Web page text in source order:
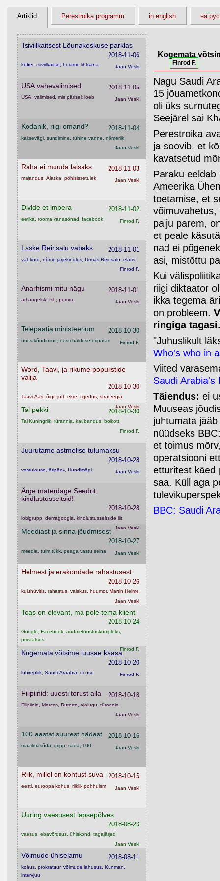
Artiklid Perestroika programm in english на
2018-11-07
huumor, jälgimisühiskond, mood, juggalo Finrod F
Tsiviilkaitsest Lõunakeskuse parklas
2018-11-06
küber, tsiviilkaitse, hoiame lihtsana Jaan Veski
USA vahevalimised 2018-11-05
USA, valimised, mis päriselt loeb Jaan Veski
Kodanik, riigi omand? 2018-11-04
kaitsevägi, sundimine, tühine vanne, nõmeriik
Jaan Veski
Raha ei muuda laisaks 2018-11-03
majandus, Alaska, põhisissetulek Jaan Veski
Divide et impera 2018-11-02
eetika, rooma vanasõnad, facebook Finrod F.
Laske Reinsalu vabaks 2018-11-01
vali kord, nõme järjekindlus, Urmas Reinsalu, elatis
Finrod F.
Anarhismi mitu nägu 2018-11-01
arhangelsk, fsb, pomm Jaan Veski
Telepaatia ministeerium 2018-10-30
unes kõndimine, eesti halduse eripärad Finrod F.
Word, Taavi, ja rikume populistide
valija
2018-10-30
Taavi Aas, õige jutt, ekre, tigedus, strateegia
Jaan Veski
Tai pekki 2018-10-30
Tai Kuningriik, türannia, kaubandus, boikott
Finrod F.
Juurutame astmelise tulumaksu
2018-10-28
vastulause, äripäev, Hundimägi Jaan Veski
Ärge materdage Seedrit,
kindlustusseltsid!
2018-10-28
lobigrupp, demagoogia, kindlustusseltside liit
Jaan Veski
Meediast ja sinna jõudmisest
2018-10-27
meedia, tuim tükk, peaga vastu seina Jaan Veski
Helmest ja erakondade rahastusest
2018-10-26
kuluhüvitis, rahastus, valskus, huumor, Martin Helme
Jaan Veski
Toas on elevant, ma pole tema klient
2018-10-24
Google, Facebook, andmetööstuskompleks,
privaatsus
Finrod F.
Kogemata võtsime luusae kaasa
2018-10-20
lühirepliik, Saudi-Araabia, ei usu Finrod F.
Filipiinid: uuesti torust alla 2018-10-18
Filipiinid, Marcos, Duterte, ajalugu, türannia
Jaan Veski
100 aastat suurest hädast 2018-10-16
maailmasõda, gripp, sada, 100 Jaan Veski
Riik, millel on kohtust suva 2018-10-15
eesti, euroopa kohus, riiklik pohhuism Jaan Veski
Uuring vaesusest lapsepõlves
2018-08-23
vaesus, ebavõrdsus, ühiskond, tagajärjed
Jaan Veski
Võimude ühiselamu 2018-08-11
kohus, prokratuur, võimude lahusus, Kunman,
intervjuu
Kogemata
Finrod F.
Nagu Saudi
15
oli üks
Seejärel sai
Perestroika
ja soovib, et
kavatsetud
Paraku eeldab
Ameerika
toetamise, et
palju parem,
et peale
nad ei
asi, mistõttu
Kui
riigi diktaator
ikka tegema
on probleem.
ringiga tagasi.
"Juhuslikult
Who's who in
Viited
Saudi Arabia's
Täiendus: ei
Muuseas
juhtumata
nüüdseks
et toimus
operatsiooni
etturitest käed
saa. Küll aga
BBC: Saudi